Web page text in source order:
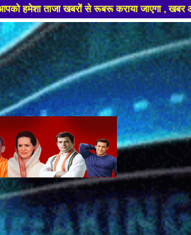
जाएगा , खबर ओर विज्ञापन के लिए संपर्क